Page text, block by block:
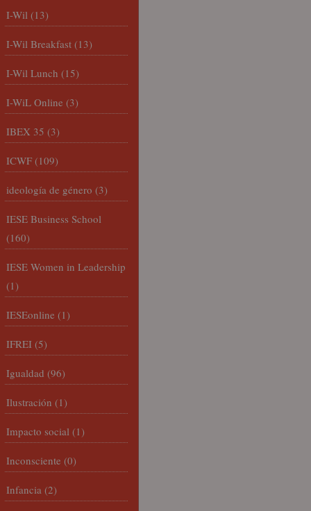
I-Wil (13)
I-Wil Breakfast (13)
I-Wil Lunch (15)
I-WiL Online (3)
IBEX 35 (3)
ICWF (109)
ideología de género (3)
IESE Business School
(160)
IESE Women in Leadership
(1)
IESEonline (1)
IFREI (5)
Igualdad (96)
Ilustración (1)
Impacto social (1)
Inconsciente (0)
Infancia (2)